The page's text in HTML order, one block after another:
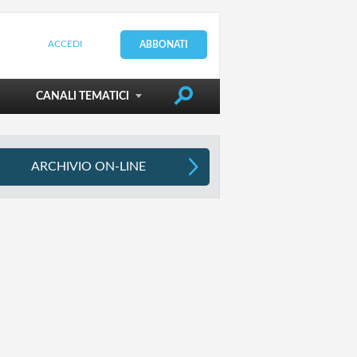
ACCEDI ABBONATI
DIRIGERE LA SCUOLA
CANALI TEMATICI
ARCHIVIO ON-LINE